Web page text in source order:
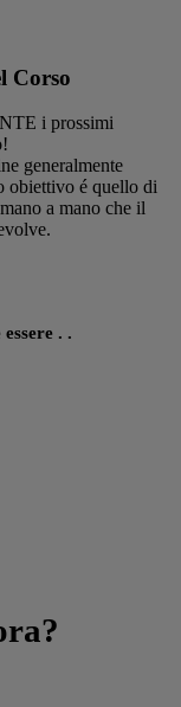
Corso
i prossimi
generalmente
obiettivo é quello di
a mano che il
. .